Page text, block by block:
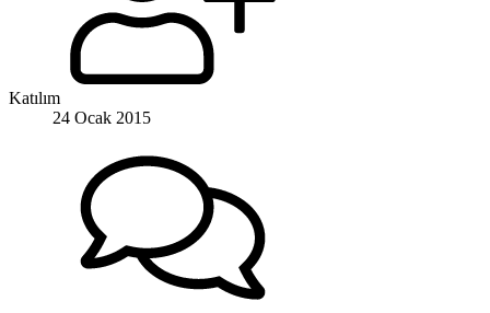
Katılım
24 Ocak 2015